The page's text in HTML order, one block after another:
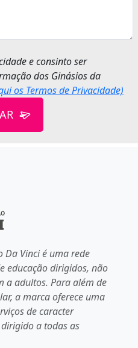
e consinto ser
dos Ginásios da
os Termos de Privacidade)
Da Vinci é uma rede
educação dirigidos, não
a adultos. Para além de
a marca oferece uma
de caracter
a todas as